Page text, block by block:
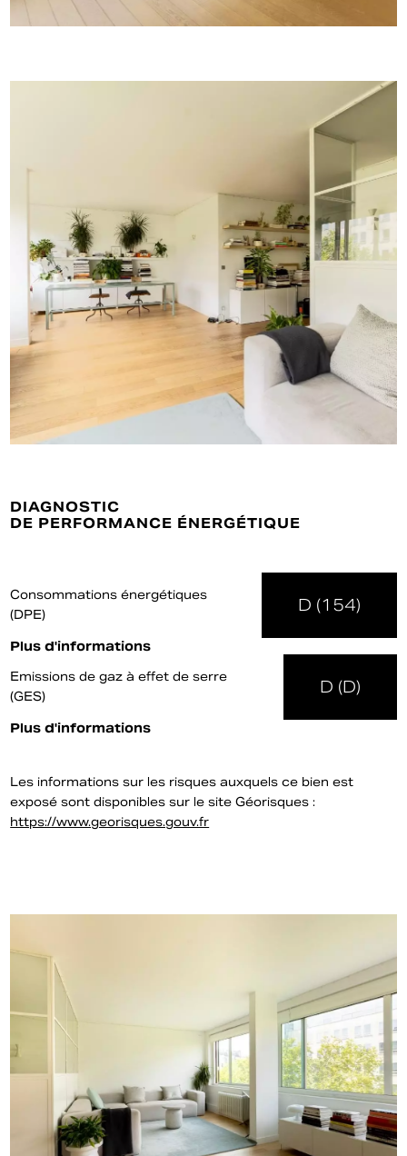
DIAGNOSTIC
DE PERFORMANCE ÉNERGÉTIQUE
Consommations énergétiques
(DPE)
D (154)
Plus d'informations
Emissions de gaz à effet de serre
(GES)
D (D)
Plus d'informations
Les informations sur les risques auxquels ce bien est
exposé sont disponibles sur le site Géorisques :
https://www.georisques.gouv.fr